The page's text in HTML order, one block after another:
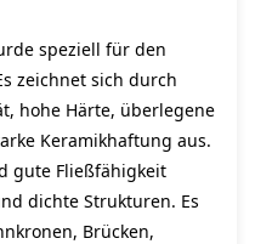
speziell für den
zeichnet sich durch
hohe Härte, überlegene
Keramikhaftung aus.
gute Fließfähigkeit
dichte Strukturen. Es
Brücken,